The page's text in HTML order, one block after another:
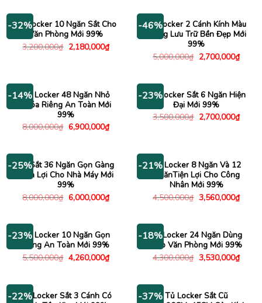
4,050,000₫.
-32%
Tủ Locker 10 Ngăn Sắt Cho
Văn Phòng Mới 99%
3,200,000₫ Giá
gốc
2,180,000₫Giá
hiện
-46%
Tủ Locker 2 Cánh Kính Màu
Trắng Lưu Trữ Bền Đẹp Mới
99%
5,000,000₫ Giá
gốc
2,700,000₫Giá
hiện
-14%Tủ Locker 48 Ngăn Nhỏ
Khóa Riêng An Toàn Mới
99%
8,000,000₫ Giá
gốc
6,900,000₫Giá
hiện
6,900,000₫.
-23%
Tủ Locker Sắt 6 Ngăn Hiện
Đại Mới 99%
3,500,000₫ Giá
gốc
2,700,000₫Giá
hiện
-25%
Tủ Sắt 36 Ngăn Gọn Gàng
Tiện Lợi Cho Nhà Máy Mới
99%
8,000,000₫ Giá
gốc
6,000,000₫Giá
hiện
6,000,000₫.
-21%Tủ Locker 8 Ngăn Và 12
NgănTiện Lợi Cho Công
Nhân Mới 99%
4,500,000₫ Giá
gốc
3,560,000₫Giá
hiện
-23%Tủ Locker 10 Ngăn Gọn
Gàng An Toàn Mới 99%
5,500,000₫ Giá
gốc
4,260,000₫Giá
hiện
4,260,000₫.
-18%Tủ Locker 24 Ngăn Dùng
Cho Văn Phòng Mới 99%
4,300,000₫ Giá
gốc
3,530,000₫Giá
hiện
-22%Tủ Locker Sắt 3 Cánh Có
-37% Tủ Locker Sắt Cũ